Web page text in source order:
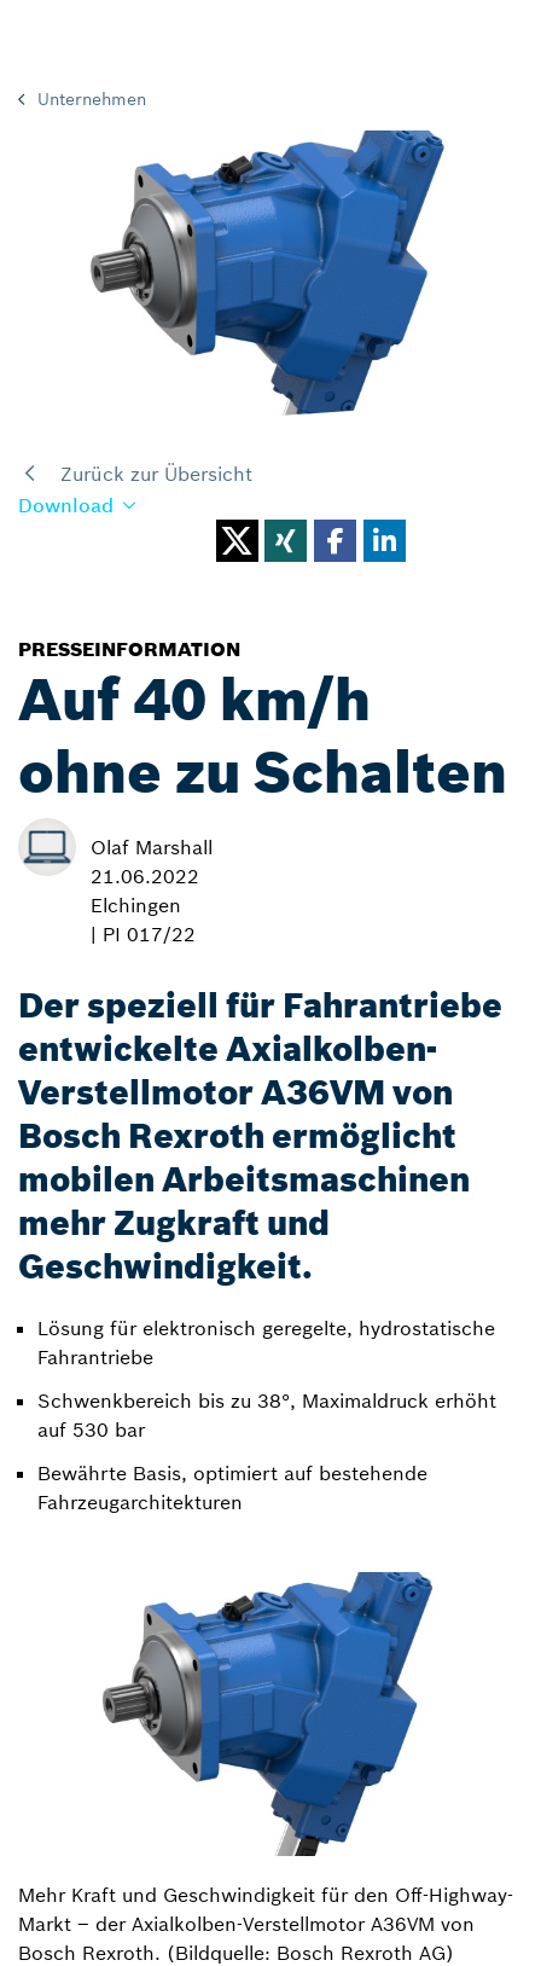
Unternehmen
Zurück zur Übersicht
Download
PRESSEINFORMATION
Auf 40 km/h
ohne zu Schalten
Olaf Marshall
21.06.2022
Elchingen
| PI 017/22
Der speziell für Fahrantriebe
entwickelte Axialkolben-
Verstellmotor A36VM von
Bosch Rexroth ermöglicht
mobilen Arbeitsmaschinen
mehr Zugkraft und
Geschwindigkeit.
Lösung für elektronisch geregelte, hydrostatische
Fahrantriebe
Schwenkbereich bis zu 38°, Maximaldruck erhöht
auf 530 bar
Bewährte Basis, optimiert auf bestehende
Fahrzeugarchitekturen
Mehr Kraft und Geschwindigkeit für den Off-Highway-
Markt – der Axialkolben-Verstellmotor A36VM von
Bosch Rexroth. (Bildquelle: Bosch Rexroth AG)